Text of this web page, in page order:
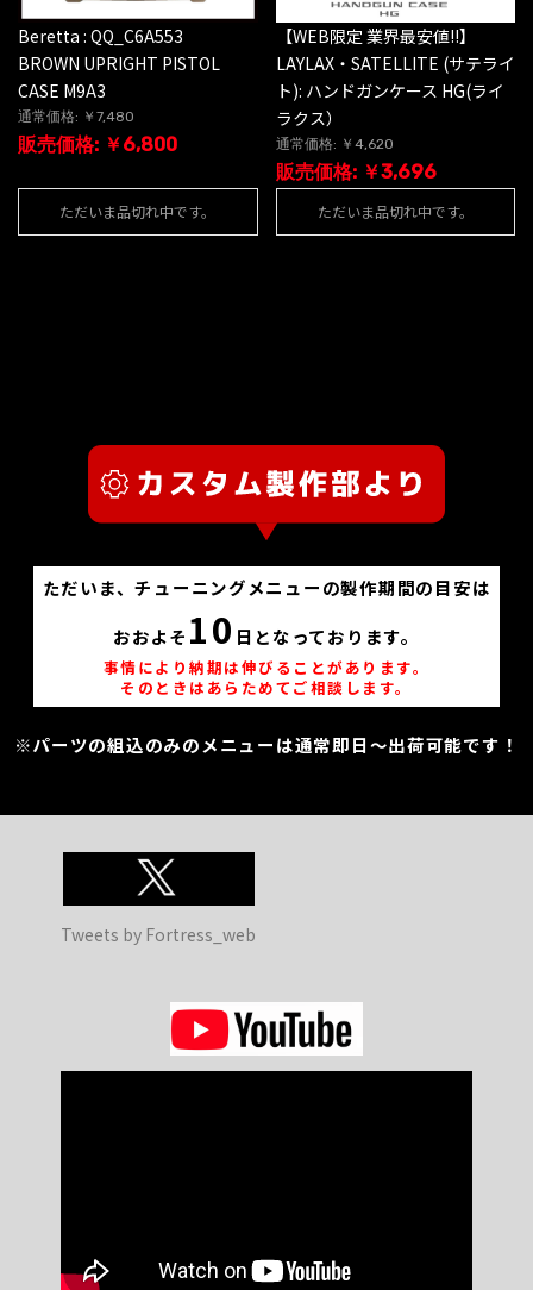
Beretta : QQ_C6A553
BROWN UPRIGHT PISTOL
CASE M9A3
通常価格: ￥7,480
販売価格: ￥6,800
ただいま品切れ中です。
【WEB限定 業界最安値!!】
LAYLAX・SATELLITE (サテライ
ト): ハンドガンケース HG(ライ
ラクス）
通常価格: ￥4,620
販売価格: ￥3,696
ただいま品切れ中です。
ただいま、チューニングメニューの製作期間の目安は
おおよそ 10 日となっております。
事情により納期は伸びることがあります。
そのときはあらためてご相談します。
※パーツの組込のみのメニューは通常即日～出荷可能です！
Tweets by Fortress_web